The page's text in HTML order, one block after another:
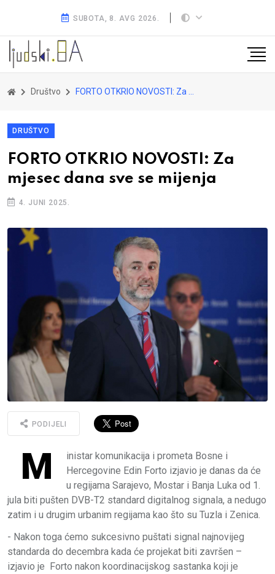
SUBOTA, 8. AVG 2026.
Društvo FORTO OTKRIO NOVOSTI: Za mjesec dana sve se mijenja
DRUŠTVO
FORTO OTKRIO NOVOSTI: Za
mjesec dana sve se mijenja
4. JUNI 2025.
PODIJELI
M
inistar komunikacija i prometa Bosne i
Hercegovine Edin Forto izjavio je danas da će
u regijama Sarajevo, Mostar i Banja Luka od 1.
jula biti pušten DVB-T2 standard digitalnog signala, a nedugo
zatim i u drugim urbanim regijama kao što su Tuzla i Zenica.
- Nakon toga ćemo sukcesivno puštati signal najnovijeg
standarda do decembra kada će projekat biti završen –
izjavio je Forto nakon koordinacijskog sastanka koji je